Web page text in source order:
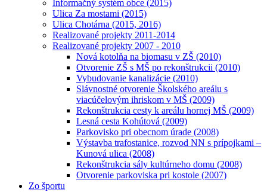
Informačný systém obce (2015)
Ulica Za mostami (2015)
Ulica Chotárna (2015, 2016)
Realizované projekty 2011-2014
Realizované projekty 2007 - 2010
Nová kotolňa na biomasu v ZŠ (2010)
Otvorenie ZŠ s MŠ po rekonštrukcii (2010)
Vybudovanie kanalizácie (2010)
Slávnostné otvorenie Školského areálu s
viacúčelovým ihriskom v MŠ (2009)
Rekonštrukcia cesty k areálu hornej MŠ (2009)
Lesná cesta Kohútová (2009)
Parkovisko pri obecnom úrade (2008)
Výstavba trafostanice, rozvod NN s prípojkami –
Kunová ulica (2008)
Rekonštrukcia sály kultúrneho domu (2008)
Otvorenie parkoviska pri kostole (2007)
Zo športu